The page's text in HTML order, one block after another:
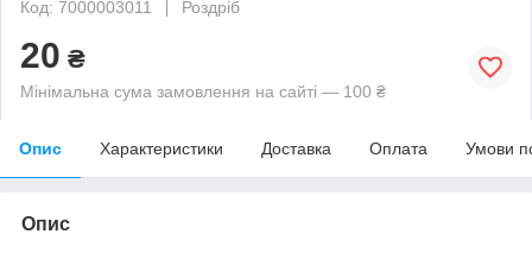
Код: 7000003011
Роздріб
20 ₴
Мінімальна сума замовлення на сайті — 100 ₴
Опис Характеристики Доставка Оплата Умови
Опис